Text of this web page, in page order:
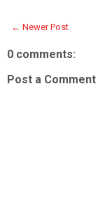
← Newer Post
0 comments:
Post a Comment